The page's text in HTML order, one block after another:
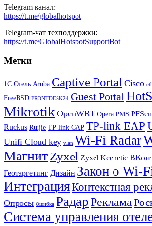
Telegram канал:
https://t.me/globalhotspot
Telegram-чат техподдержки:
https://t.me/GlobalHotspotSupportBot
Метки
1С Отель Aruba Captive Portal Cisco
FreeBSD FRONTDESK24 Guest Portal
Mikrotik OpenWRT Opera PMS
Ruckus Ruijie TP-link CAP TP-link EAP
Unifi Cloud key vlan Wi-Fi Radar
МагнитZyxel Zyxel Keenetic
Геотаргетинг Дизайн Закон о Wi-Fi
ИнтеграцияКонтекстная
Опросы Ошибка РадарРеклама
Система управления